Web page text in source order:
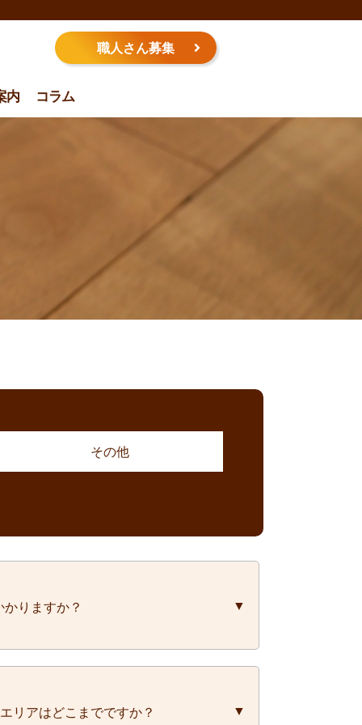
職人さん募集
内 コラム
その他
りますか？
と金額をお伝えしております。
リアはどこまでですか？